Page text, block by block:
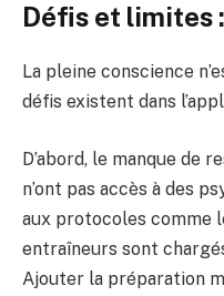
Défis et limites
La pleine conscience
défis existent dans
D’abord, le manque de
n’ont pas accès à des
aux protocoles comme
entraîneurs sont
Ajouter la préparation